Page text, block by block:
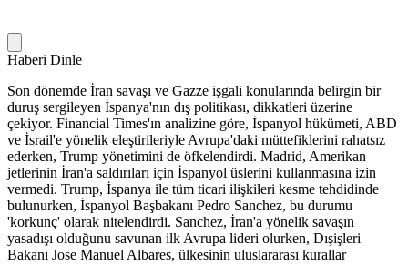
Haberi Dinle
Son dönemde İran savaşı ve Gazze işgali konularında belirgin bir
duruş sergileyen İspanya'nın dış politikası, dikkatleri üzerine
çekiyor. Financial Times'ın analizine göre, İspanyol hükümeti, ABD
ve İsrail'e yönelik eleştirileriyle Avrupa'daki müttefiklerini rahatsız
ederken, Trump yönetimini de öfkelendirdi. Madrid, Amerikan
jetlerinin İran'a saldırıları için İspanyol üslerini kullanmasına izin
vermedi. Trump, İspanya ile tüm ticari ilişkileri kesme tehdidinde
bulunurken, İspanyol Başbakanı Pedro Sanchez, bu durumu
'korkunç' olarak nitelendirdi. Sanchez, İran'a yönelik savaşın
yasadışı olduğunu savunan ilk Avrupa lideri olurken, Dışişleri
Bakanı Jose Manuel Albares, ülkesinin uluslararası kurallar